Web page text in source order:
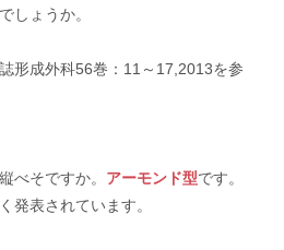
しょうか。
形成外科56巻：11～17,2013を参
べそですか。 アーモンド型です。
発表されています。